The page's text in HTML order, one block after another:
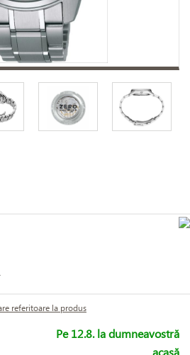
referitoare la produs
Pe 12.8. la dumneavostră
acasă